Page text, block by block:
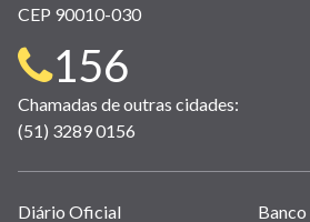
CEP 90010-030
Telefone
para
contato:
156
Chamadas de outras cidades:
(51) 3289 0156
Links
Diário Oficial Banco